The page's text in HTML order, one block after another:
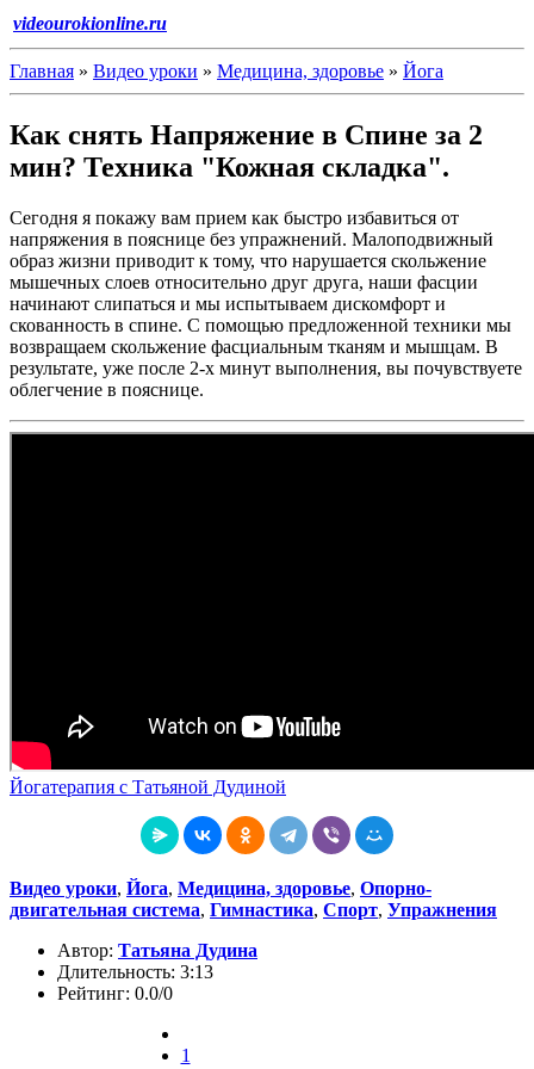
videourokionline.ru
Главная » Видео уроки » Медицина, здоровье » Йога
Как снять Напряжение в Спине за 2
мин? Техника "Кожная складка".
Сегодня я покажу вам прием как быстро избавиться от
напряжения в пояснице без упражнений. Малоподвижный
образ жизни приводит к тому, что нарушается скольжение
мышечных слоев относительно друг друга, наши фасции
начинают слипаться и мы испытываем дискомфорт и
скованность в спине. С помощью предложенной техники мы
возвращаем скольжение фасциальным тканям и мышцам. В
результате, уже после 2-х минут выполнения, вы почувствуете
облегчение в пояснице.
Йогатерапия с Татьяной Дудиной
Видео уроки, Йога, Медицина, здоровье, Опорно-
двигательная система, Гимнастика, Спорт, Упражнения
Автор: Татьяна Дудина
Длительность: 3:13
Рейтинг: 0.0/0
1